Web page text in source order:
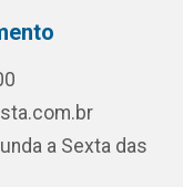
a Sexta das